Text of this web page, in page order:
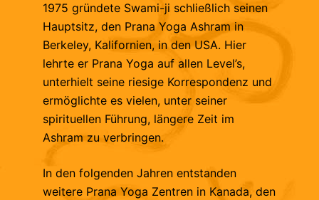
1975 gründete Swami-ji schließlich seinen
Hauptsitz, den Prana Yoga Ashram in
Berkeley, Kalifornien, in den USA. Hier
lehrte er Prana Yoga auf allen Level’s,
unterhielt seine riesige Korrespondenz und
ermöglichte es vielen, unter seiner
spirituellen Führung, längere Zeit im
Ashram zu verbringen.
In den folgenden Jahren entstanden
weitere Prana Yoga Zentren in Kanada, den